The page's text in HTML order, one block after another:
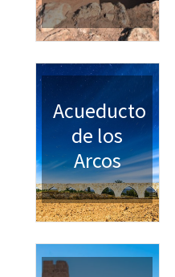
Acueducto
de los
Arcos